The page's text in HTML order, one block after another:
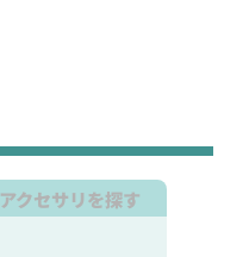
アクセサリを探す